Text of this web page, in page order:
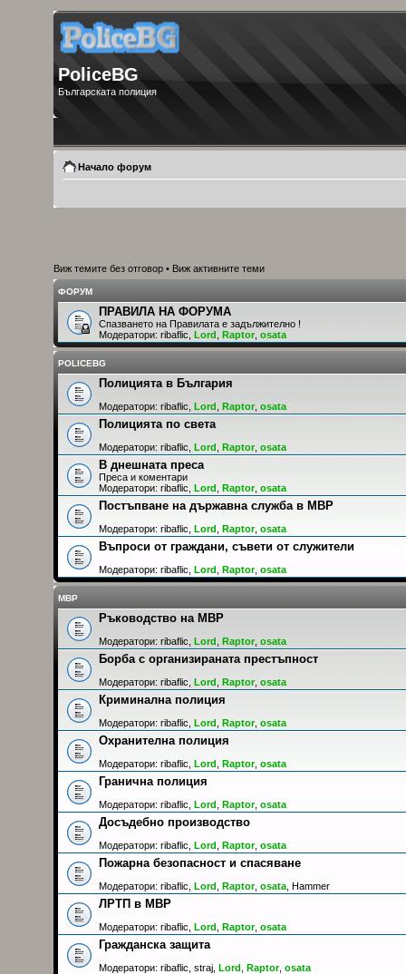
PoliceBG
Българската полиция
Начало форум
Виж темите без отговор • Виж активните теми
ФОРУМ
ПРАВИЛА НА ФОРУМА
Спазването на Правилата е задължително !
Модератори: ribaflic Lord Raptor osata
POLICEBG
Полицията в България
Модератори: ribaflic Lord Raptor osata
Полицията по света
Модератори: ribaflic Lord Raptor, osata
В днешната преса
Преса и коментари
Модератори: ribaflic Lord Raptor, osata
Постъпване на държавна служба в МВР
Модератори: ribaflic Lord Raptor, osata
Въпроси от граждани, съвети от служители
Модератори: ribaflic Lord Raptor, osata
МВР
Ръководство на МВР
Модератори: ribaflic Lord Raptor osata
Борба с организираната престъпност
Модератори: ribaflic Lord Raptor, osata
Криминална полиция
Модератори: ribaflic Lord Raptor, osata
Охранителна полиция
Модератори: ribaflic Lord Raptor, osata
Гранична полиция
Модератори: ribaflic Lord Raptor, osata
Досъдебно производство
Модератори: ribaflic Lord Raptor, osata
Пожарна безопасност и спасяване
Модератори: ribaflic Lord Raptor, osata Hammer
ЛРТП в МВР
Модератори: ribaflic Lord Raptor, osata
Гражданска защита
Модератори: ribaflic straj Lord Raptor, osata